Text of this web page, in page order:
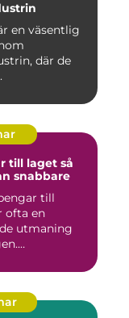
en väsentlig
där de
laget så
snabbare
till
ofta en
utmaning